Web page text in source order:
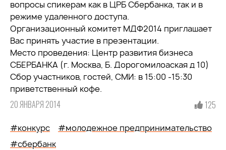
вопросы спикерам как в ЦРБ Сбербанка, так и в
режиме удаленного доступа.
Организационный комитет МДФ2014 приглашает
Вас принять участие в презентации.
Место проведения: Центр развития бизнеса
СБЕРБАНКА (г. Москва, Б. Дорогомилоаская д 10)
Сбор участников, гостей, СМИ: в 15:00 -15:30
приветственный кофе.
20 ЯНВАРЯ 2014 125
#конкурс
#молодежное предпринимательство
#сбербанк